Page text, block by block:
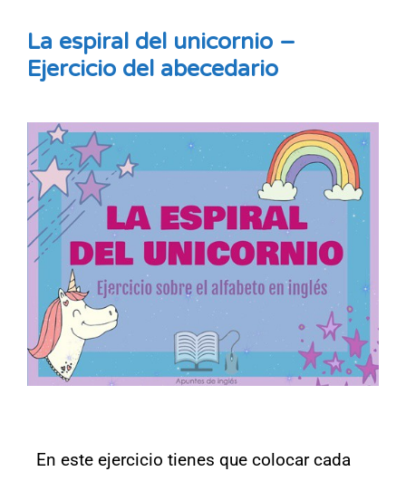
La espiral del unicornio –
Ejercicio del abecedario
En este ejercicio tienes que colocar cada